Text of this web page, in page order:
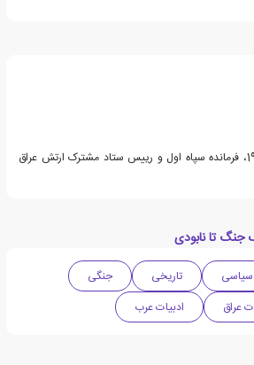
نزار الخزرجی متولد سال 1936، فرمانده سپاه اول و رییس ستاد مشترک ارتش عراق
جنگ تا نابودی
سیاسی تاریخی
جنگی
عراق ادبیات عرب